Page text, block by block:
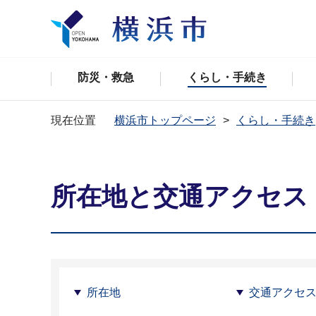
防災・救急 くらし・手続き
現在位置 横浜市トップページ くらし・手続き
所在地と交通アクセ
所在地 交通アクセ